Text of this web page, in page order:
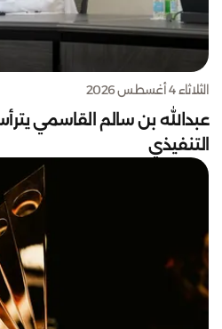
الثلاثاء 4 أغسطس 2026
عبدالله بن سالم القاسمي
التنفيذي